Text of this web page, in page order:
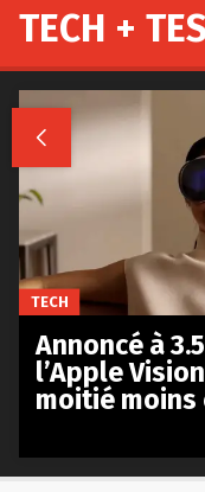
TECH +

TECH
Annoncé à
l’Apple
moitié moins